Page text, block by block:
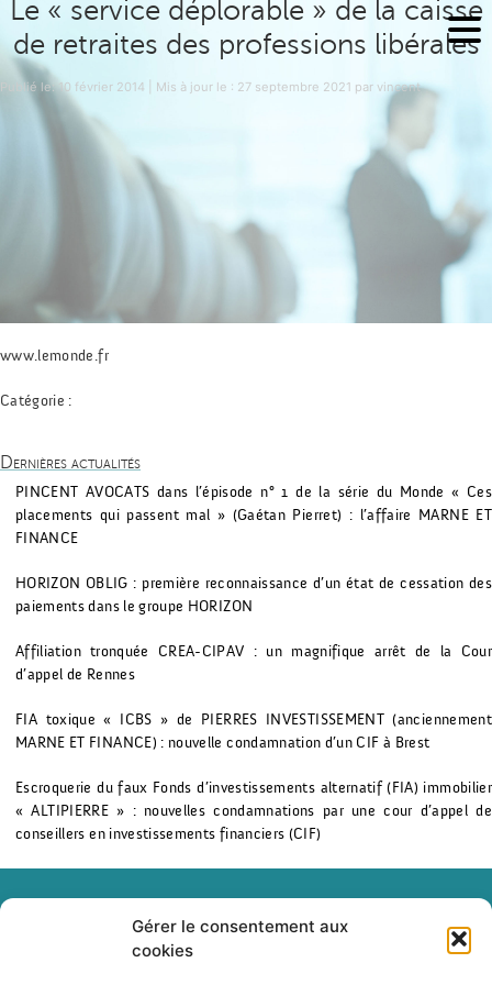
Gérer le consentement aux
cookies
Le « service déplorable » de la caisse
de retraites des professions libérales
Publié le
Publié le: 10 février 2014 | Mis à jour le : 27 septembre 2021 par vincent
www.lemonde.fr
Catégorie :
Dernières actualités
PINCENT AVOCATS dans l’épisode n° 1 de la série du Monde « Ces
placements qui passent mal » (Gaétan Pierret) : l’affaire MARNE ET
FINANCE
HORIZON OBLIG : première reconnaissance d’un état de cessation des
paiements dans le groupe HORIZON
Affiliation tronquée CREA-CIPAV : un magnifique arrêt de la Cour
d’appel de Rennes
FIA toxique « ICBS » de PIERRES INVESTISSEMENT (anciennement
MARNE ET FINANCE) : nouvelle condamnation d’un CIF à Brest
Escroquerie du faux Fonds d’investissements alternatif (FIA) immobilier
« ALTIPIERRE » : nouvelles condamnations par une cour d’appel de
conseillers en investissements financiers (CIF)
+33(0)1 84 79 10 56